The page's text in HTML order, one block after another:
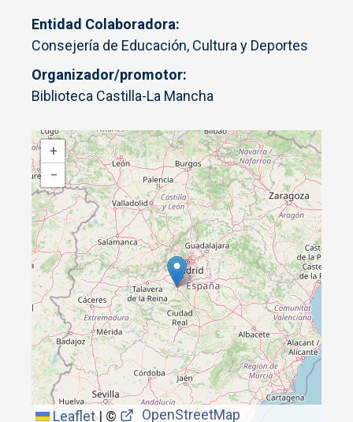
Entidad Colaboradora
Consejería de Educación, Cultura y Deportes
Organizador/promotor
Biblioteca Castilla-La Mancha
+
−
Leaflet|©
OpenStreetMap